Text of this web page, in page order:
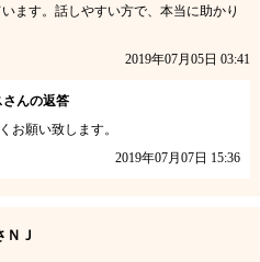
ます。話しやすい方で、本当に助かり
2019年07月05日 03:41
んの返答
お願い致します。
2019年07月07日 15:36
Ｊ